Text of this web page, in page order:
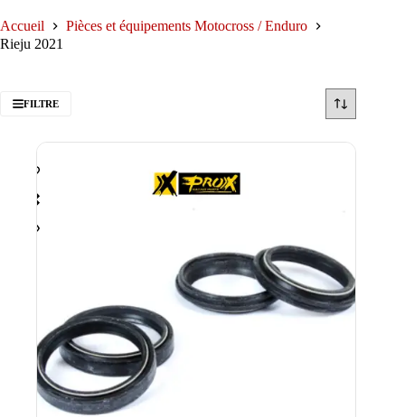
Accueil
Pièces et équipements Motocross / Enduro
Rieju 2021
FILTRE